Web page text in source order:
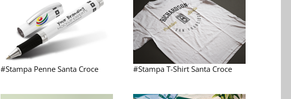
#Stampa Penne Santa Croce #Stampa T-Shirt Santa Croce